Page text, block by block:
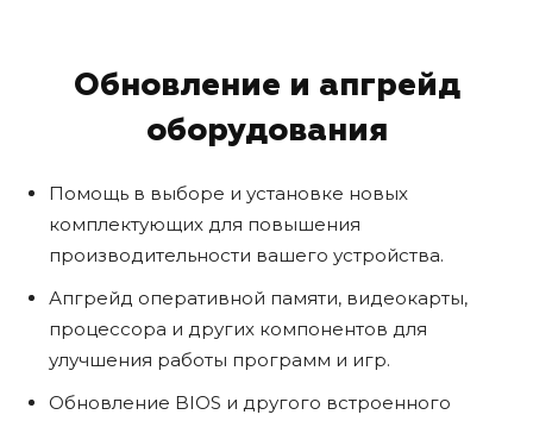
Обновление и апгрейд
оборудования
Помощь в выборе и установке новых
комплектующих для повышения
производительности вашего устройства.
Апгрейд оперативной памяти, видеокарты,
процессора и других компонентов для
улучшения работы программ и игр.
Обновление BIOS и другого встроенного